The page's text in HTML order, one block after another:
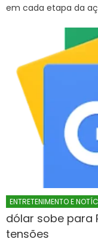
em cada etapa da
ENTRETENIMENTO E
dólar sobe para
tensões